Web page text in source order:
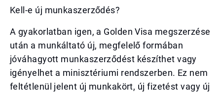
Kell-e új munkaszerződés?
A gyakorlatban igen, a Golden Visa megszerzése
után a munkáltató új, megfelelő formában
jóváhagyott munkaszerződést készíthet vagy
igényelhet a minisztériumi rendszerben. Ez nem
feltétlenül jelent új munkakört, új fizetést vagy új